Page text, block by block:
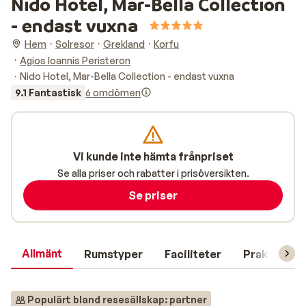
- endast vuxna
Hem Solresor Grekland
Korfu
Agios Ioannis Peristeron
Nido Hotel, Mar-Bella Collection - endast vuxna
9.1 Fantastisk 6 omdömen
Allmänt Rumstyper Faciliteter Praktisk
Populärt bland resesällskap: partner
Vi kunde inte hämta frånpriset
Se alla priser och rabatter i prisöversikten.
Se priser